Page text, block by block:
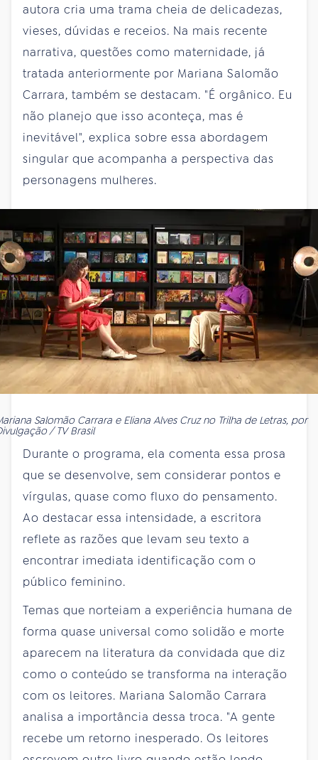
autora cria uma trama cheia de delicadezas,
vieses, dúvidas e receios. Na mais recente
narrativa, questões como maternidade, já
tratada anteriormente por Mariana Salomão
Carrara, também se destacam. "É orgânico. Eu
não planejo que isso aconteça, mas é
inevitável", explica sobre essa abordagem
singular que acompanha a perspectiva das
personagens mulheres.
Salomão Carrara e Eliana Alves Cruz no Trilha de Letras, por
/ TV Brasil
Durante o programa, ela comenta essa prosa
que se desenvolve, sem considerar pontos e
vírgulas, quase como fluxo do pensamento.
Ao destacar essa intensidade, a escritora
reflete as razões que levam seu texto a
encontrar imediata identificação com o
público feminino.
Temas que norteiam a experiência humana de
forma quase universal como solidão e morte
aparecem na literatura da convidada que diz
como o conteúdo se transforma na interação
com os leitores. Mariana Salomão Carrara
analisa a importância dessa troca. "A gente
recebe um retorno inesperado. Os leitores